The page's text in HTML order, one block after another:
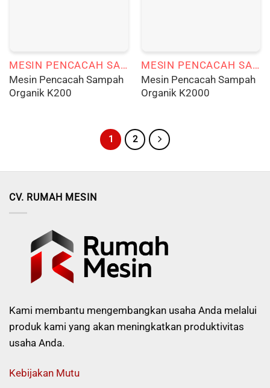
MESIN PENCACAH SAMPAH ORGANIK
Mesin Pencacah Sampah
Organik K200
MESIN PENCACAH SAMPAH ORGANIK
Mesin Pencacah Sampah
Organik K2000
1 2
CV. RUMAH MESIN
Kami membantu mengembangkan usaha Anda melalui
produk kami yang akan meningkatkan produktivitas
usaha Anda.
Kebijakan Mutu